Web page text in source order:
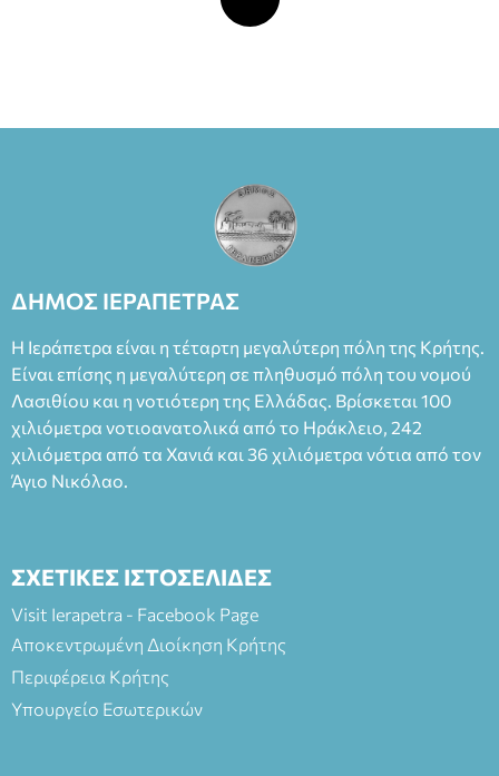
ΔΗΜΟΣ ΙΕΡΑΠΕΤΡΑΣ
Η Ιεράπετρα είναι η τέταρτη μεγαλύτερη πόλη της Κρήτης.
Είναι επίσης η μεγαλύτερη σε πληθυσμό πόλη του νομού
Λασιθίου και η νοτιότερη της Ελλάδας. Βρίσκεται 100
χιλιόμετρα νοτιοανατολικά από το Ηράκλειο, 242
χιλιόμετρα από τα Χανιά και 36 χιλιόμετρα νότια από τον
Άγιο Νικόλαο.
ΣΧΕΤΙΚΕΣ ΙΣΤΟΣΕΛΙΔΕΣ
Visit Ierapetra - Facebook Page
Αποκεντρωμένη Διοίκηση Κρήτης
Περιφέρεια Κρήτης
Υπουργείο Εσωτερικών